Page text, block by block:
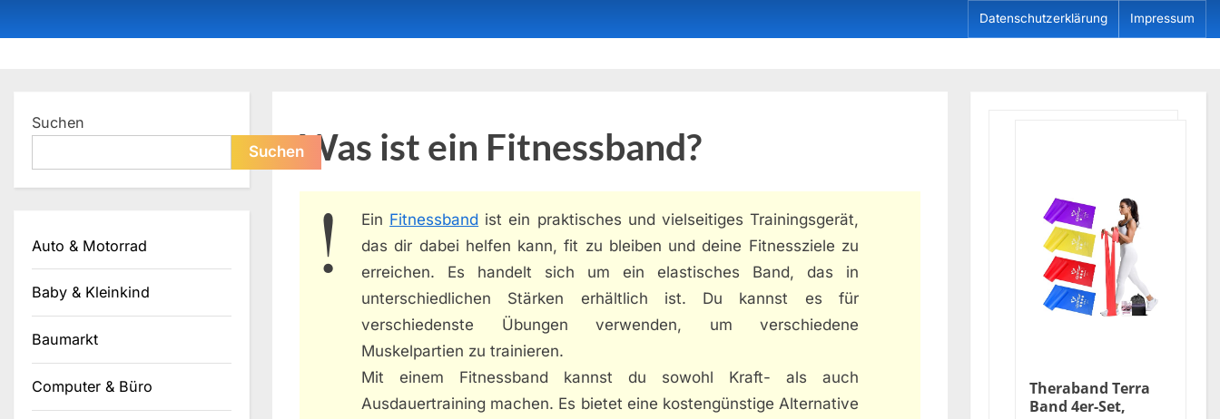
to
Datenschutzerklärung Impressum
Was ist ein Fitnessband?
Ein Fitnessband ist ein praktisches und vielseitiges Trainingsgerät,
das dir dabei helfen kann, fit zu bleiben und deine Fitnessziele zu
erreichen. Es handelt sich um ein elastisches Band, das in
unterschiedlichen Stärken erhältlich ist. Du kannst es für
verschiedenste Übungen verwenden, um verschiedene
Muskelpartien zu trainieren.
Mit einem Fitnessband kannst du sowohl Kraft- als auch
Ausdauertraining machen. Es bietet eine kostengünstige Alternative
Suchen
Suchen
Auto & Motorrad
Baby & Kleinkind
Baumarkt
Computer & Büro
Theraband Terra
Band 4er-Set,